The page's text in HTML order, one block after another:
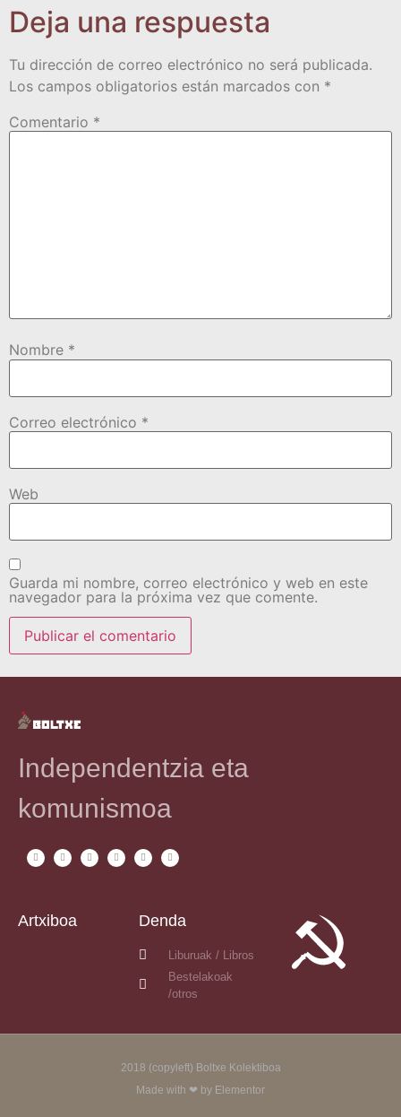
Deja una respuesta
Tu dirección de correo electrónico no será publicada.
Los campos obligatorios están marcados con *
Comentario *
Nombre *
Correo electrónico *
Web
Guarda mi nombre, correo electrónico y web en este
navegador para la próxima vez que comente.
Independentzia eta
komunismoa
Artxiboa Denda
Liburuak / Libros
Bestelakoak
/otros
2018 (copyleft) Boltxe Kolektiboa
Made with ❤ by Elementor